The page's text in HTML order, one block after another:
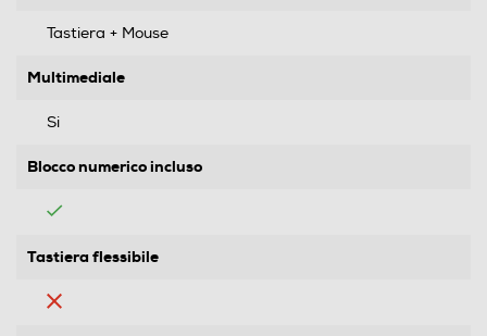
Tastiera + Mouse
Multimediale
Si
Blocco numerico incluso
Tastiera flessibile